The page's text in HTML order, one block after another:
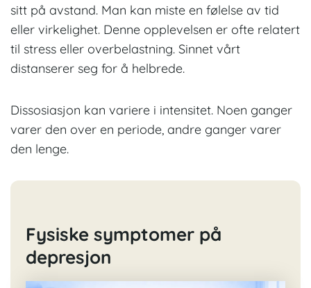
sitt på avstand. Man kan miste en følelse av tid
eller virkelighet. Denne opplevelsen er ofte relatert
til stress eller overbelastning. Sinnet vårt
distanserer seg for å helbrede.
Dissosiasjon kan variere i intensitet. Noen ganger
varer den over en periode, andre ganger varer
den lenge.
Fysiske symptomer på
depresjon